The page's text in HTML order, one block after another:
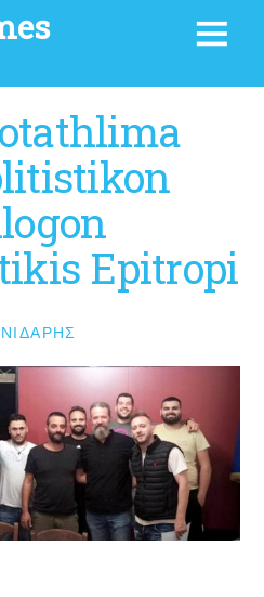
Epitropi